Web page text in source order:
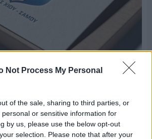
Not Process My Personal
of the sale, sharing to third parties, or
or sensitive information for
by us, please use the below opt-out
selection. Please note that after your
στη διεθνή συνάντηση